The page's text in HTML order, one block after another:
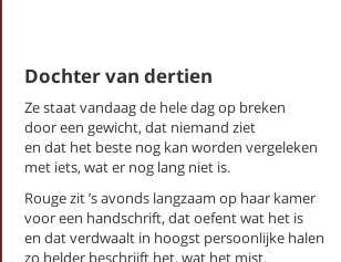
Dit alles...
Dochter van dertien
Ergens een begin mee maken
Hoog Beek en Royen
Terwijl we vol verbazing
Dochter van dertien
Ze staat vandaag de hele dag op breken
door een gewicht, dat niemand ziet
en dat het beste nog kan worden vergeleken
met iets, wat er nog lang niet is.
Rouge zit ’s avonds langzaam op haar kamer
voor een handschrift, dat oefent wat het is
en dat verdwaalt in hoogst persoonlijke halen
zo helder beschrijft het, wat het mist.